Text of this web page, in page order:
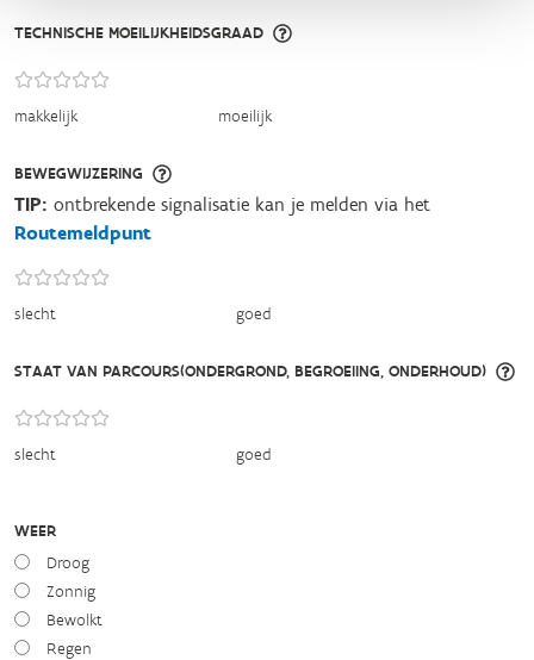
TECHNISCHE MOEILIJKHEIDSGRAAD
makkelijk moeilijk
BEWEGWIJZERING
slecht goed
TIP: ontbrekende signalisatie kan je melden via het
Routemeldpunt
STAAT VAN PARCOURS(ONDERGROND, BEGROEIING, ONDERHOUD)
slecht goed
WEER
Droog
Zonnig
Bewolkt
Regen